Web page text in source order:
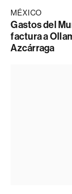
MÉXICO
Gastos del
factura a
Azcárraga